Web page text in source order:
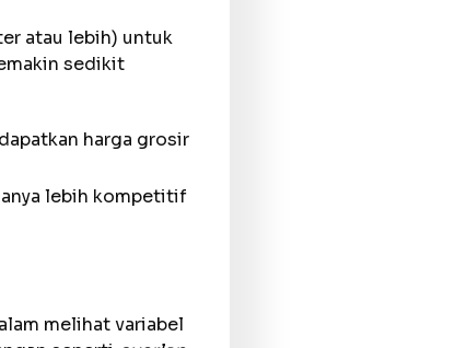
atau lebih) untuk
sedikit
harga grosir
lebih kompetitif
melihat variabel